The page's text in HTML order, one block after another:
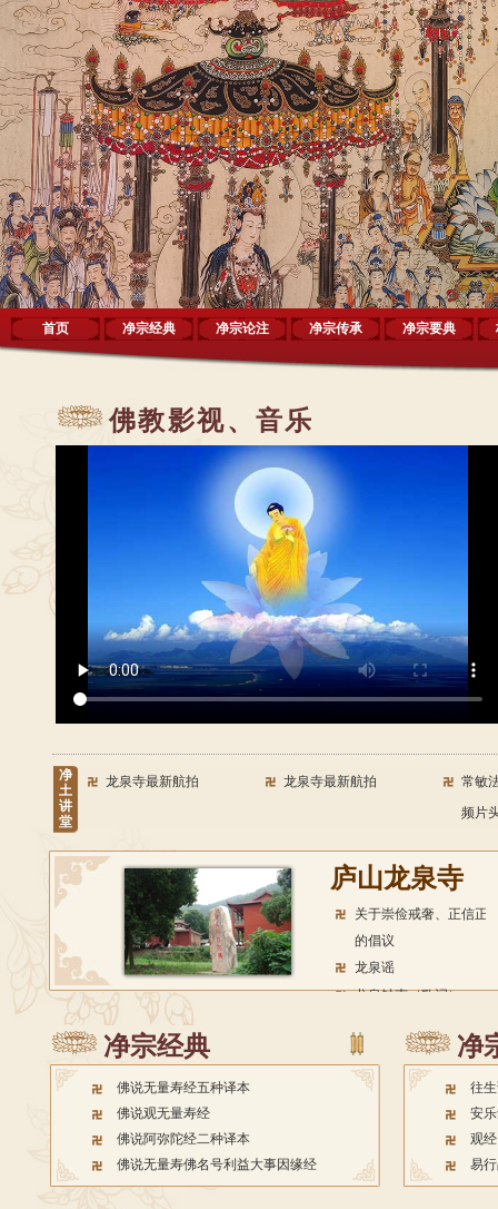
首页 净宗经典 净宗论注 净宗传承 净宗要典
佛教影视、音乐
净
土
讲
堂
龙泉寺最新航拍 龙泉寺最新航拍
常敏
频片
卷二
卷一
卷三
《往生决疑二》（三）
《往生决疑二》（二）
《往
《往生决疑》（六）
《往生决疑》（五）
《往生决疑》（一）
常敏法师念佛开示Ⅳ 于昆
常敏法师念佛开示Ⅰ 于昆明
千佛堂
常敏法师念佛安心法语
常敏
星念
佛说阿弥陀经讲座(3) 上常
下敏法师主讲 于昆明双龙
佛说阿弥陀经讲座(2) 上常
寺
佛说
下敏
寺
庐山龙泉寺
关于崇俭戒奢、正信正
的倡议
龙泉谣
龙泉钟声（歌词）
净宗经典
佛说无量寿经五种译本
佛说观无量寿经
佛说阿弥陀经二种译本
佛说无量寿佛名号利益大事因缘经
净
往
安
观
易